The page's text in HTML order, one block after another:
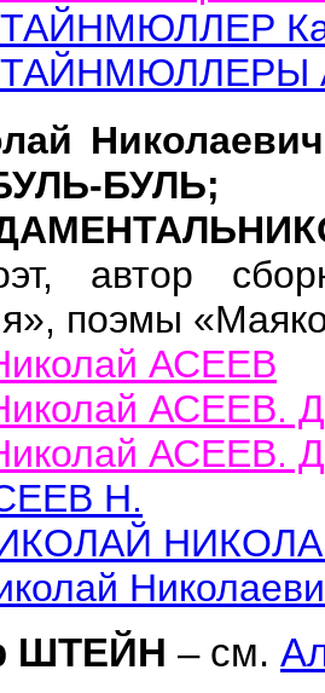
автор
поэмы
АСЕЕВ
АСЕЕВ.
АСЕЕВ.
Н.
ШТЕЙН – см.